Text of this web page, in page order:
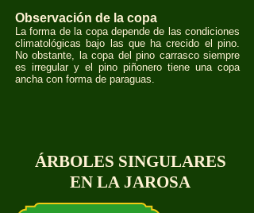
Observación de la copa
La forma de la copa depende de las condiciones
climatológicas bajo las que ha crecido el pino.
No obstante, la copa del pino carrasco siempre
es irregular y el pino piñonero tiene una copa
ancha con forma de paraguas.
ÁRBOLES SINGULARES
EN LA JAROSA